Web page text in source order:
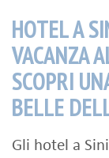
HOTEL A
VACANZA
SCOPRI
BELLE
Gli hotel a